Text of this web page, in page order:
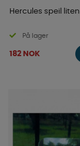
Hercules speil liten
På lager
182 NOK